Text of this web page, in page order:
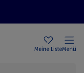
Meine ListeMenü